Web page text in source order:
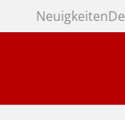
Neuigkeiten